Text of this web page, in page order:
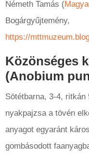
Németh Tamás (
Bogárgyűjtemény,
https://
Közönséges
(Anobium
Sötétbarna, 3-4, ritkán
nyakpajzsa a tövén
anyagot egyaránt
gombásodott